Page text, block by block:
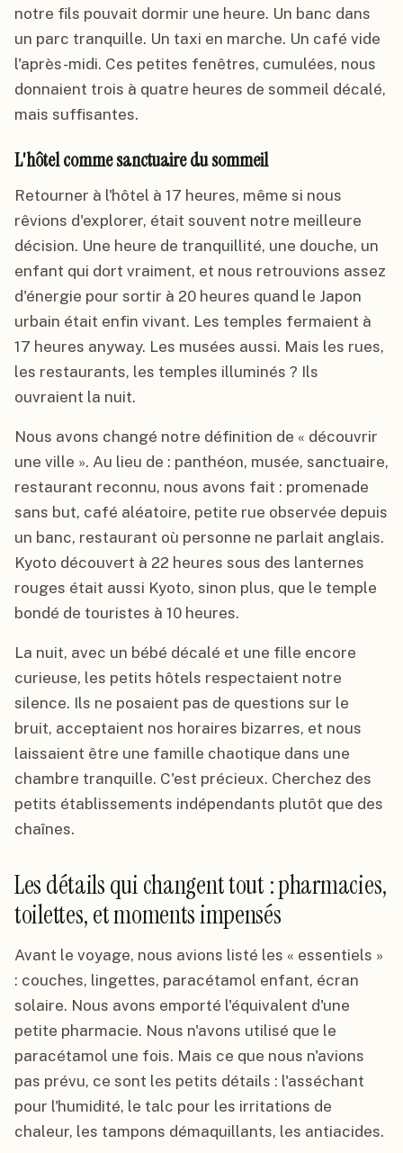
notre fils pouvait dormir une heure. Un banc dans
un parc tranquille. Un taxi en marche. Un café vide
l'après-midi. Ces petites fenêtres, cumulées, nous
donnaient trois à quatre heures de sommeil décalé,
mais suffisantes.
L'hôtel comme sanctuaire du sommeil
Retourner à l'hôtel à 17 heures, même si nous
rêvions d'explorer, était souvent notre meilleure
décision. Une heure de tranquillité, une douche, un
enfant qui dort vraiment, et nous retrouvions assez
d'énergie pour sortir à 20 heures quand le Japon
urbain était enfin vivant. Les temples fermaient à
17 heures anyway. Les musées aussi. Mais les rues,
les restaurants, les temples illuminés ? Ils
ouvraient la nuit.
Nous avons changé notre définition de « découvrir
une ville ». Au lieu de : panthéon, musée, sanctuaire,
restaurant reconnu, nous avons fait : promenade
sans but, café aléatoire, petite rue observée depuis
un banc, restaurant où personne ne parlait anglais.
Kyoto découvert à 22 heures sous des lanternes
rouges était aussi Kyoto, sinon plus, que le temple
bondé de touristes à 10 heures.
La nuit, avec un bébé décalé et une fille encore
curieuse, les petits hôtels respectaient notre
silence. Ils ne posaient pas de questions sur le
bruit, acceptaient nos horaires bizarres, et nous
laissaient être une famille chaotique dans une
chambre tranquille. C'est précieux. Cherchez des
petits établissements indépendants plutôt que des
chaînes.
Les détails qui changent tout : pharmacies,
toilettes, et moments impensés
Avant le voyage, nous avions listé les « essentiels »
: couches, lingettes, paracétamol enfant, écran
solaire. Nous avons emporté l'équivalent d'une
petite pharmacie. Nous n'avons utilisé que le
paracétamol une fois. Mais ce que nous n'avions
pas prévu, ce sont les petits détails : l'asséchant
pour l'humidité, le talc pour les irritations de
chaleur, les tampons démaquillants, les antiacides.